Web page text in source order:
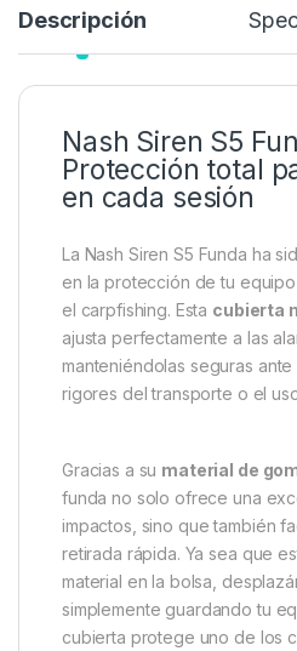
Descripción
Nash Siren S5
Protección total
en cada sesión
La Nash Siren S5 Funda ha
en la protección de tu
el carpfishing. Esta cubierta
ajusta perfectamente a las
manteniéndolas seguras
rigores del transporte o el
Gracias a su material de
funda no solo ofrece una
impactos, sino que también
retirada rápida. Ya sea que
material en la bolsa,
simplemente guardando tu
cubierta protege uno de los